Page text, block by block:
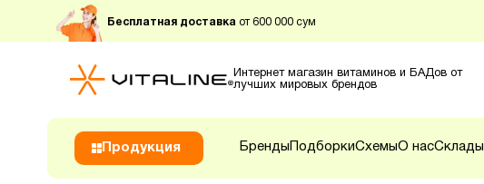
Бесплатная доставка от 600 000 сум
Интернет магазин витаминов и БАДов от
лучших мировых брендов
Продукция Бренды ПодборкиСхемыО насСклады